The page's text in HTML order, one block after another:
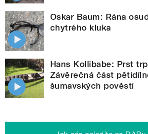
Oskar Baum: Rána
chytrého kluka
Hans Kollibabe: Prst
Závěrečná část
šumavských pověstí